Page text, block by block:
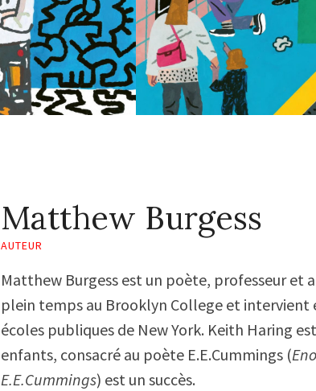
Matthew Burgess
AUTEUR
Matthew Burgess est un poète, professeur et
plein temps au Brooklyn College et intervient
écoles publiques de New York. Keith Haring
enfants, consacré au poète E.E.Cummings (
E.E.Cummings) est un succès.